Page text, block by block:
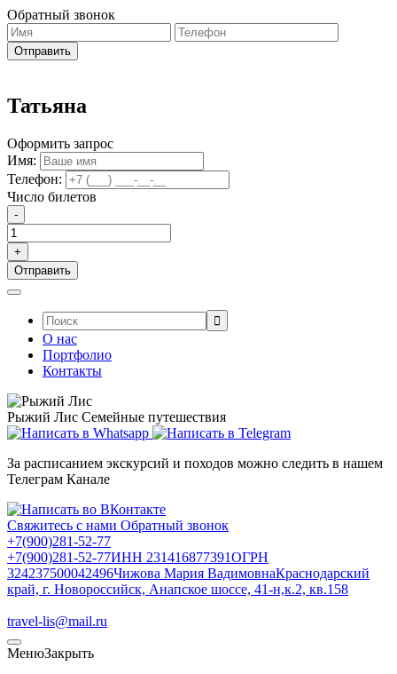
Обратный звонок
Татьяна
Оформить запрос
Имя:
Телефон:
Число билетов
-
+
Поиск:
О нас
Портфолио
Контакты
Рыжий Лис Семейные путешествия
За расписанием экскурсий и походов можно следить в нашем
Телеграм Канале
Свяжитесь с нами Обратный звонок
+7(900)281-52-77
+7(900)281-52-77ИНН 231416877391ОГРН
324237500042496Чижова Мария ВадимовнаКраснодарский
край, г. Новороссийск, Анапское шоссе, 41-н,к.2, кв.158
travel-lis@mail.ru
МенюЗакрыть